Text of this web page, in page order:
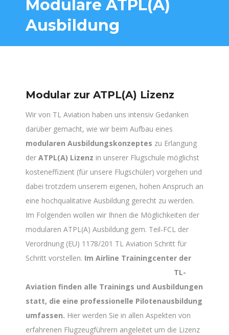
Modulare ATPL(A)
Ausbildung
Modular zur ATPL(A) Lizenz
Wir von TL Aviation haben uns intensiv Gedanken
darüber gemacht, wie wir beim Aufbau eines
modularen Ausbildungskonzeptes zu Erlangung
der ATPL(A) Lizenz in unserer Flugschule möglichst
kosteneffizient (für unsere Flugschüler) vorgehen und
dabei trotzdem unserem eigenen, hohen Anspruch an
eine hochqualitative Ausbildung gerecht zu werden.
Im Folgenden wollen wir Ihnen die Möglichkeiten der
modularen ATPL(A) Ausbildung gem. Teil-FCL der
Verordnung (EU) 1178/201 TL Aviation Schritt für
Schritt vorstellen. Im Airline Trainingcenter der
TL-
Aviation finden alle Trainings und Ausbildungen
statt, die eine professionelle Pilotenausbildung
umfassen. Hier werden Sie in allen Aspekten von
erfahrenen Flugzeugführern angeleitet um die Lizenz